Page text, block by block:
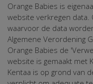
Orange Babies is
website verkregen data.
waarvoor de data
Algemene Verordening
Orange Babies de
website is gemaakt met
Kentaa is op grond van